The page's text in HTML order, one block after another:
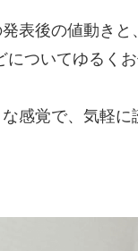
表後の値動き
ついてゆるくお
感覚で、気軽に